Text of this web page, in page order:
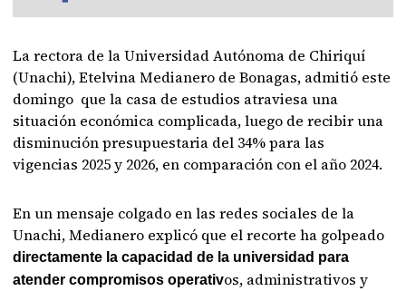
La rectora de la Universidad Autónoma de Chiriquí
(Unachi), Etelvina Medianero de Bonagas, admitió este
domingo que la casa de estudios atraviesa una
situación económica complicada, luego de recibir una
disminución presupuestaria del 34% para las
vigencias 2025 y 2026, en comparación con el año 2024.
En un mensaje colgado en las redes sociales de la
Unachi, Medianero explicó que el recorte ha golpeado
directamente la capacidad de la universidad para
atender compromisos operativos, administrativos y